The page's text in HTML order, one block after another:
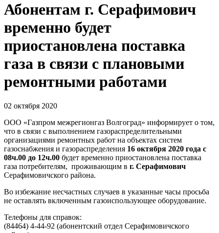
Абонентам г. Серафимович
временно будет
приостановлена поставка
газа в связи с плановыми
ремонтными работами
02 октября 2020
ООО «Газпром межрегионгаз Волгоград» информирует о том,
что в связи с выполнением газораспределительными
организациями ремонтных работ на объектах систем
газоснабжения и газораспределения 16 октября 2020 года с
08ч.00 до 12ч.00 будет временно приостановлена поставка
газа потребителям, проживающим в г. Серафимович
Серафимовичского района.
Во избежание несчастных случаев в указанные часы просьба
не оставлять включенным газоиспользующее оборудование.
Телефоны для справок:
(84464) 4-44-92 (абонентский отдел Серафимовичского